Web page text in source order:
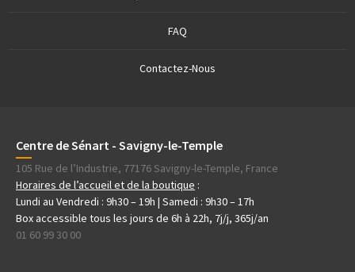
FAQ
Contactez-Nous
Centre de Sénart - Savigny-le-Temple
105 Rue de l’Industrie, 77176 Savigny-le-Temple, France
Horaires de l’accueil et de la boutique :
Lundi au Vendredi : 9h30 – 19h | Samedi : 9h30 – 17h
Box accessible tous les jours de 6h à 22h, 7j/j, 365j/an
01 60 99 30 00